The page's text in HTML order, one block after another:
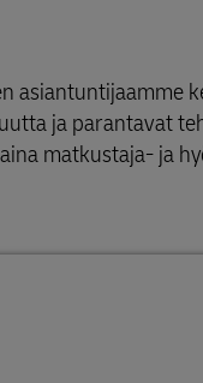
ja parantavat
matkustaja- ja